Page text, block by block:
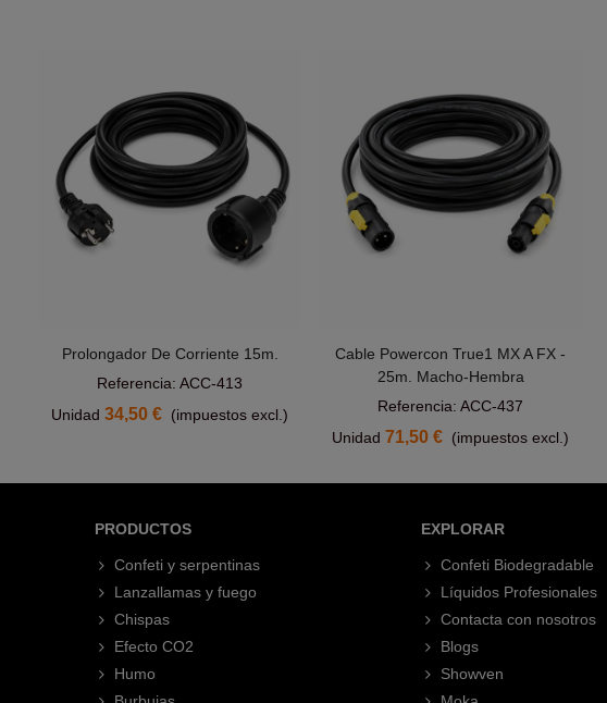
Añadir Al Carrito
Prolongador De Corriente 15m.
Referencia: ACC-413
Unidad34,50 € (impuestos excl.)
Añadir Al Carrito
Cable Powercon True1 MX A FX -
25m. Macho-Hembra
Referencia: ACC-437
Unidad71,50 € (impuestos excl.)
PRODUCTOS
Confeti y serpentinas
Lanzallamas y fuego
Chispas
Efecto CO2
Humo
EXPLORAR
Confeti Biodegradable
Líquidos Profesionales
Contacta con nosotros
Blogs
Showven